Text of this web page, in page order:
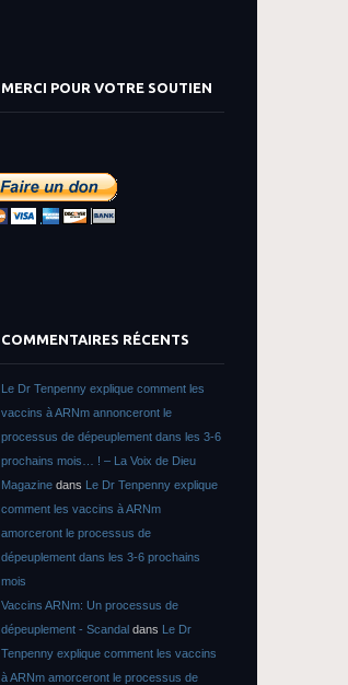
MERCI POUR VOTRE SOUTIEN
COMMENTAIRES RÉCENTS
Le Dr Tenpenny explique comment les
vaccins à ARNm annonceront le
processus de dépeuplement dans les 3-6
prochains mois… ! – La Voix de Dieu
Magazine dans Le Dr Tenpenny explique
comment les vaccins à ARNm
amorceront le processus de
dépeuplement dans les 3-6 prochains
mois
Vaccins ARNm: Un processus de
dépeuplement - Scandal dans Le Dr
Tenpenny explique comment les vaccins
à ARNm amorceront le processus de